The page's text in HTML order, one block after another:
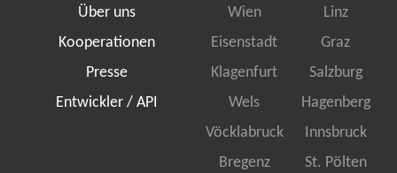
Über uns
Kooperationen
Presse
Entwickler / API
Wien
Linz
Eisenstadt
Graz
Klagenfurt
Salzburg
Wels
Hagenberg
Vöcklabruck
Innsbruck
Bregenz
St. Pölten